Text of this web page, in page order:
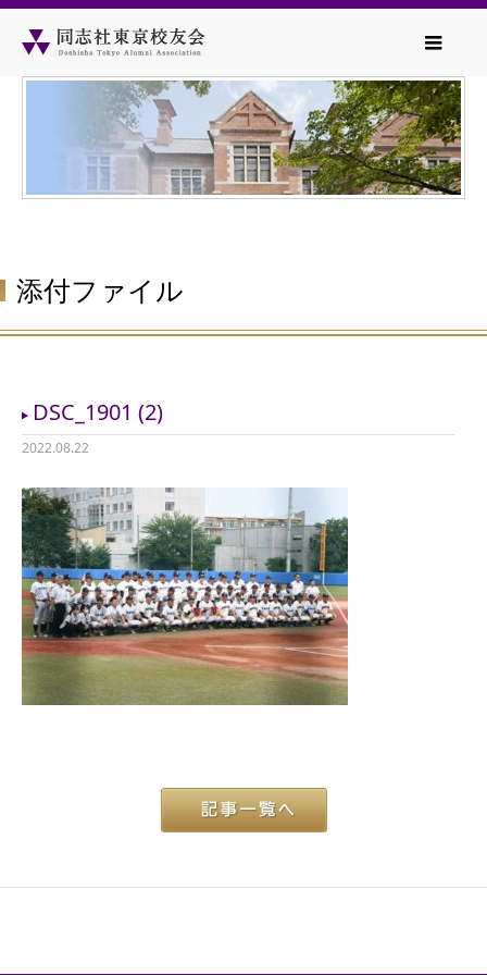
添付ファイル
DSC_1901 (2)
2022.08.22